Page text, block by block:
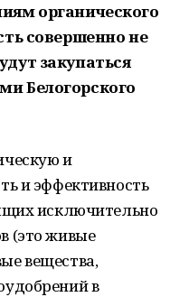
органического
совершенно не
закупаться
Белогорского
и
и эффективность
исключительно
(это живые
вещества,
в